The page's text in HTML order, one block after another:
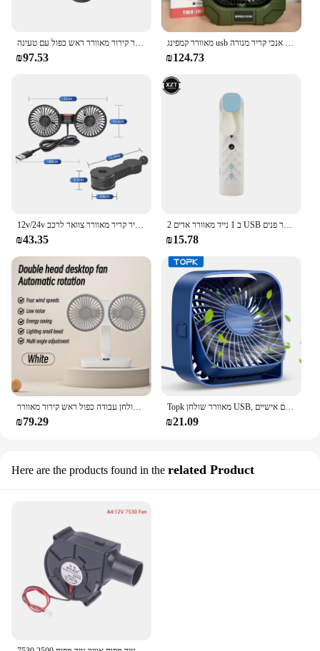
₪97.53 ₪124.73
₪43.35 ₪15.78
₪79.29
Topk מאוורר שולחן USB, מיני מאוורר נייד, 3 מהירויות מאוורר קירור שולחן עבודה, מאווררים קטנים אישיים
₪21.09
Here are the products found in the related Product